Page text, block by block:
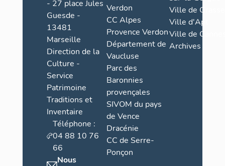
- 27 place Jules
Guesde -
13481
Marseille
Direction de la
Culture -
Service
Patrimoine
Traditions et
Inventaire
Téléphone :
04 88 10 76
66
Nous
Verdon
CC Alpes
Provence Verdon
Département de
Vaucluse
Parc des
Baronnies
provençales
SIVOM du pays
de Vence
Dracénie
CC de Serre-
Ponçon
Ville de Grasse
Ville d'Apt
Ville de
Archives